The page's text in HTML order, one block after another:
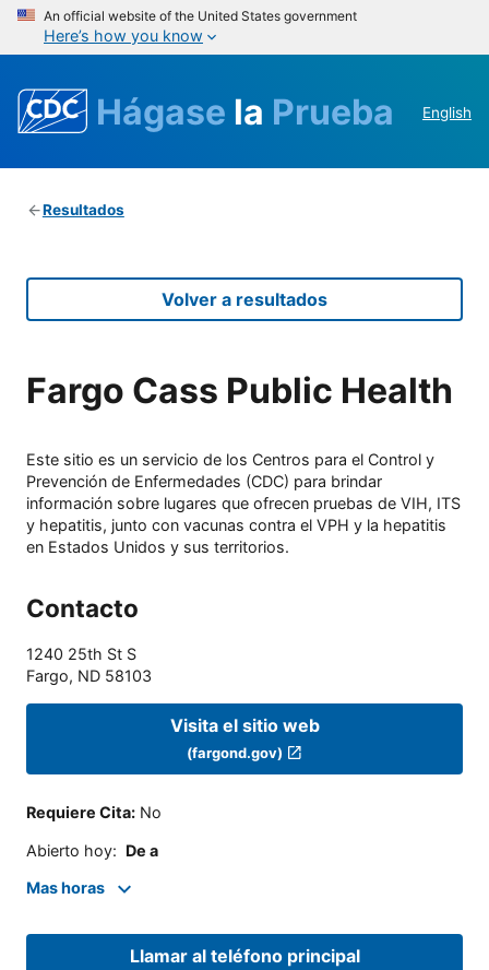
An official website of the United States government
Here’s how you know
Hágase la Prueba English
Resultados
Volver a resultados
Fargo Cass Public Health
Este sitio es un servicio de los Centros para el Control y
Prevención de Enfermedades (CDC) para brindar
información sobre lugares que ofrecen pruebas de VIH, ITS
y hepatitis, junto con vacunas contra el VPH y la hepatitis
en Estados Unidos y sus territorios.
Contacto
1240 25th St S
Fargo, ND 58103
Visita el sitio web
(fargond.gov)
Requiere Cita: No
Abierto hoy: De a
Mas horas
Llamar al teléfono principal